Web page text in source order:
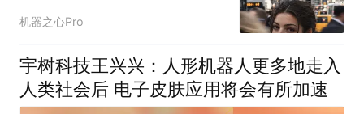
莎」
机器之心Pro
宇树科技王兴兴：人形机器人更多地走入
人类社会后 电子皮肤应用将会有所加速